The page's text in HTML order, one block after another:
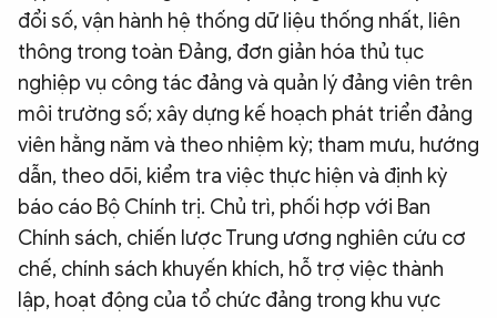
đổi số, vận hành hệ thống dữ liệu thống nhất, liên
thông trong toàn Đảng, đơn giản hóa thủ tục
nghiệp vụ công tác đảng và quản lý đảng viên trên
môi trường số; xây dựng kế hoạch phát triển đảng
viên hằng năm và theo nhiệm kỳ; tham mưu, hướng
dẫn, theo dõi, kiểm tra việc thực hiện và định kỳ
báo cáo Bộ Chính trị. Chủ trì, phối hợp với Ban
Chính sách, chiến lược Trung ương nghiên cứu cơ
chế, chính sách khuyến khích, hỗ trợ việc thành
lập, hoạt động của tổ chức đảng trong khu vực